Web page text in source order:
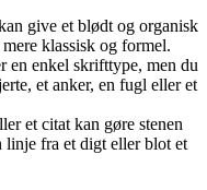
give et blødt og organisk
klassisk og formel.
en enkel skrifttype, men du
et anker, en fugl eller et
et citat kan gøre stenen
fra et digt eller blot et